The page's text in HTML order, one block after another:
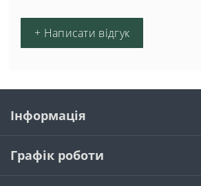
+ Написати відгук
Інформація
Графік роботи